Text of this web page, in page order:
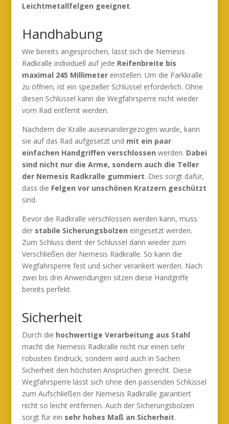
Leichtmetallfelgen geeignet.
Handhabung
Wie bereits angesprochen, lässt sich die Nemesis
Radkralle individuell auf jede Reifenbreite bis
maximal 245 Millimetereinstellen. Um die Parkkralle
zu öffnen, ist ein spezieller Schlüssel erforderlich. Ohne
diesen Schlüssel kann die Wegfahrsperre nicht wieder
vom Rad entfernt werden.
Nachdem die Kralle auseinandergezogen wurde, kann
sie auf das Rad aufgesetzt und mit ein paar
einfachen Handgriffen verschlossen werden. Dabei
sind nicht nur die Arme, sondern auch die Teller
der Nemesis Radkralle gummiert. Dies sorgt dafür,
dass die Felgen vor unschönen Kratzern geschützt
sind.
Bevor die Radkralle verschlossen werden kann, muss
derstabile Sicherungsbolzen eingesetzt werden.
Zum Schluss dient der Schlüssel dann wieder zum
Verschließen der Nemesis Radkralle. So kann die
Wegfahrsperre fest und sicher verankert werden. Nach
zwei bis drei Anwendungen sitzen diese Handgriffe
bereits perfekt.
Sicherheit
Durch die hochwertige Verarbeitung aus Stahl
macht die Nemesis Radkralle nicht nur einen sehr
robusten Eindruck, sondern wird auch in Sachen
Sicherheit den höchsten Ansprüchen gerecht. Diese
Wegfahrsperre lässt sich ohne den passenden Schlüssel
zum Aufschließen der Nemesis Radkralle garantiert
nicht so leicht entfernen. Auch der Sicherungsbolzen
sorgt für ein sehr hohes Maß an Sicherheit.